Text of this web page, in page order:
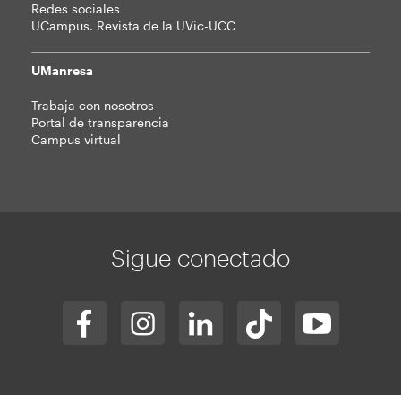
Redes sociales
UCampus. Revista de la UVic-UCC
UManresa
Trabaja con nosotros
Portal de transparencia
Campus virtual
Sigue conectado